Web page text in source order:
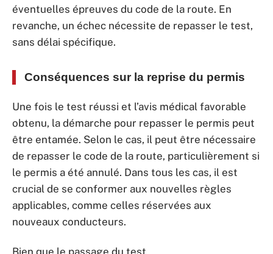
éventuelles épreuves du code de la route. En
revanche, un échec nécessite de repasser le test,
sans délai spécifique.
Conséquences sur la reprise du permis
Une fois le test réussi et l’avis médical favorable
obtenu, la démarche pour repasser le permis peut
être entamée. Selon le cas, il peut être nécessaire
de repasser le code de la route, particulièrement si
le permis a été annulé. Dans tous les cas, il est
crucial de se conformer aux nouvelles règles
applicables, comme celles réservées aux
nouveaux conducteurs.